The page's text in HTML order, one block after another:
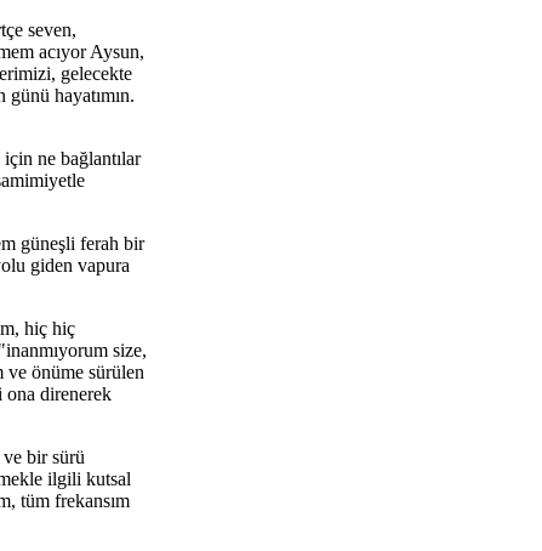
seven,
acıyor Aysun,
gelecekte
hayatımın.
ne bağlantılar
güneşli ferah bir
giden vapura
hiç hiç
size,
ve önüme sürülen
direnerek
bir sürü
ilgili kutsal
tüm frekansım